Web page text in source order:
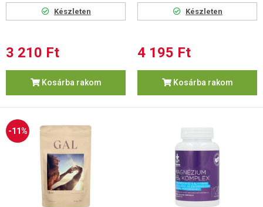
Készleten
3 210 Ft
Kosárba rakom
Készleten
4 195 Ft
Kosárba rakom
-11%